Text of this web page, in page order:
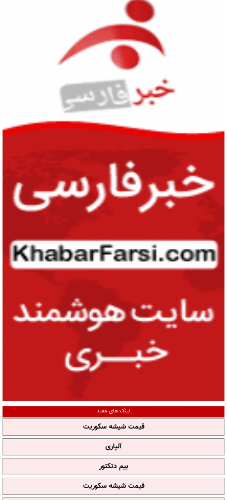
لینک های مفید
قیمت شیشه سکوریت
آلپاری
بیم دتکتور
قیمت شیشه سکوریت